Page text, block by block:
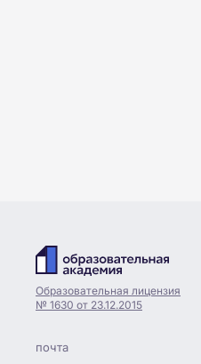
Образовательная лицензия
№ 1630 от 23.12.2015
почта